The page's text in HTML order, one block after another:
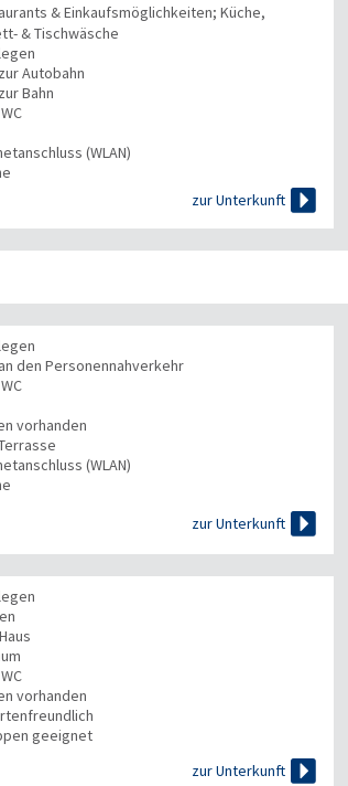
& Einkaufsmöglichkeiten; Küche,
& Tischwäsche
Autobahn
Bahn
(WLAN)
zur Unterkunft 
den Personennahverkehr
vorhanden
(WLAN)
zur Unterkunft

vorhanden
geeignet
zur Unterkunft 